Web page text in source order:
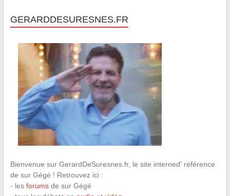
GERARDDESURESNES.FR
Bienvenue sur GerardDeSuresnes.fr, le site interned' référence
de sur Gégé ! Retrouvez ici :
- les forumsde sur Gégé